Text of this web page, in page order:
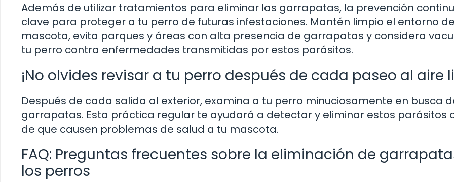
Además de utilizar tratamientos para eliminar las garrapatas, la prevención
clave para proteger a tu perro de futuras infestaciones. Mantén limpio el entorno
mascota, evita parques y áreas con alta presencia de garrapatas y considera
tu perro contra enfermedades transmitidas por estos parásitos.
¡No olvides revisar a tu perro después de cada paseo al aire
Después de cada salida al exterior, examina a tu perro minuciosamente en busca
garrapatas. Esta práctica regular te ayudará a detectar y eliminar estos parásitos
de que causen problemas de salud a tu mascota.
FAQ: Preguntas frecuentes sobre la eliminación de
los perros